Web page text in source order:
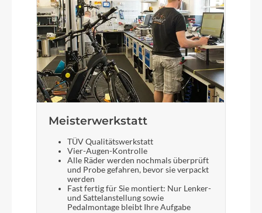
Meisterwerkstatt
TÜV Qualitätswerkstatt
Vier-Augen-Kontrolle
Alle Räder werden nochmals überprüft
und Probe gefahren, bevor sie verpackt
werden
Fast fertig für Sie montiert: Nur Lenker-
und Sattelanstellung sowie
Pedalmontage bleibt Ihre Aufgabe